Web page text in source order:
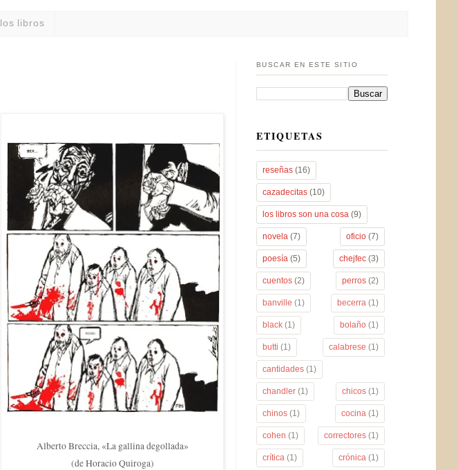
los libros
Alberto Breccia, «La gallina degollada»
(de Horacio Quiroga)
BUSCAR EN ESTE SITIO
ETIQUETAS
reseñas (16)
cazadecitas (10)
los libros son una cosa (9)
novela (7) oficio (7)
poesía (5) chejfec (3)
cuentos (2) perros (2)
banville (1) becerra (1)
black (1) bolaño (1)
butti (1) calabrese (1)
cantidades (1)
chandler (1) chicos (1)
chinos (1) cocina (1)
cohen (1) correctores (1)
crítica (1) crónica (1)